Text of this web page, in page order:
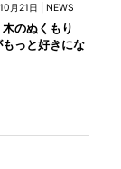
月21日 | NEWS
木のぬくもり
っと好きにな